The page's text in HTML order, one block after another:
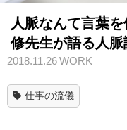
人脈なんて言葉
修先生が語る人脈
2018.11.26WORK
仕事の流儀